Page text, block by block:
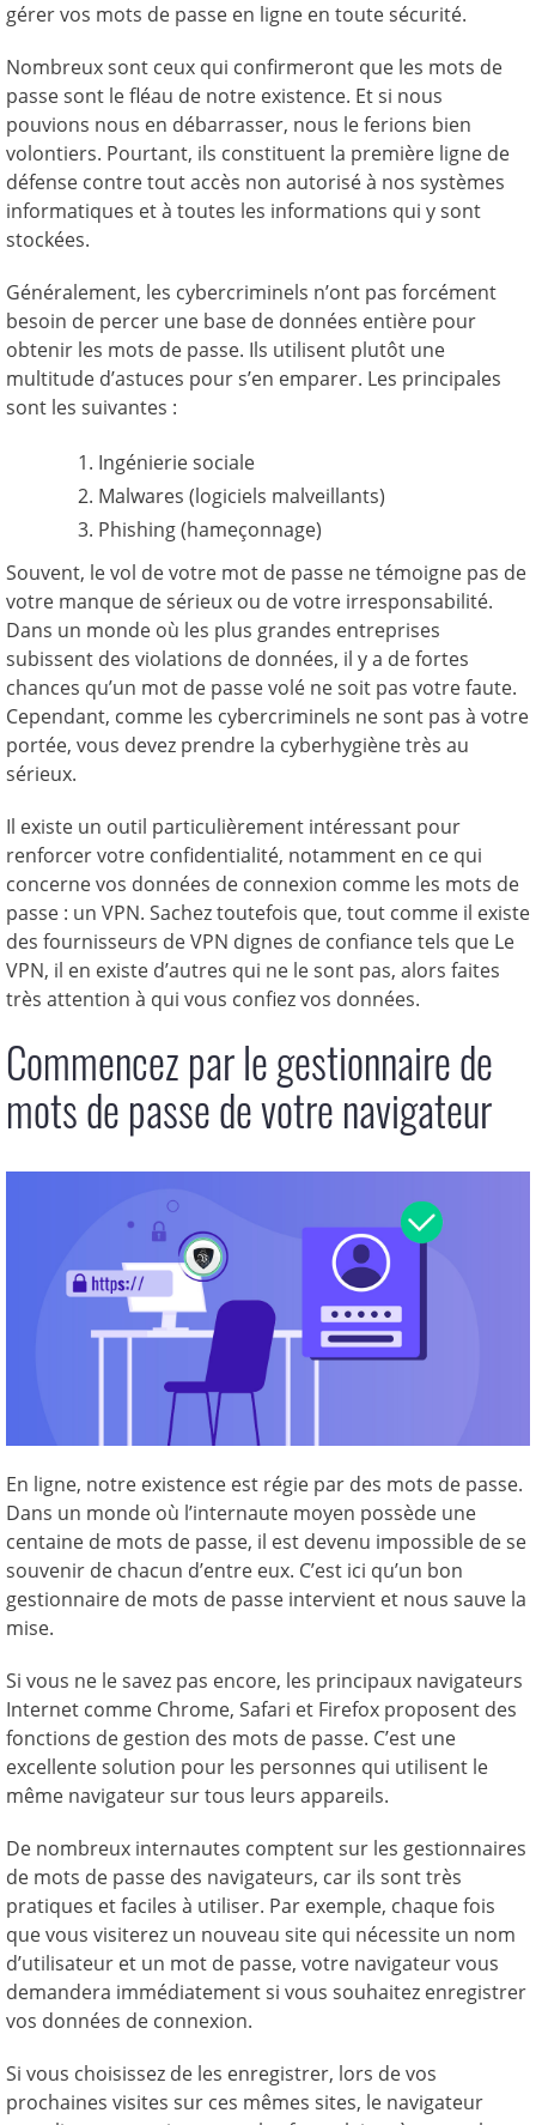
gérer vos mots de passe en ligne en toute sécurité.
Nombreux sont ceux qui confirmeront que les mots de
passe sont le fléau de notre existence. Et si nous
pouvions nous en débarrasser, nous le ferions bien
volontiers. Pourtant, ils constituent la première ligne de
défense contre tout accès non autorisé à nos systèmes
informatiques et à toutes les informations qui y sont
stockées.
Généralement, les cybercriminels n’ont pas forcément
besoin de percer une base de données entière pour
obtenir les mots de passe. Ils utilisent plutôt une
multitude d’astuces pour s’en emparer. Les principales
sont les suivantes :
Ingénierie sociale
Malwares (logiciels malveillants)
Phishing (hameçonnage)
Souvent, le vol de votre mot de passe ne témoigne pas de
votre manque de sérieux ou de votre irresponsabilité.
Dans un monde où les plus grandes entreprises
subissent des violations de données, il y a de fortes
chances qu’un mot de passe volé ne soit pas votre faute.
Cependant, comme les cybercriminels ne sont pas à votre
portée, vous devez prendre la cyberhygiène très au
sérieux.
Il existe un outil particulièrement intéressant pour
renforcer votre confidentialité, notamment en ce qui
concerne vos données de connexion comme les mots de
passe : un VPN. Sachez toutefois que, tout comme il existe
des fournisseurs de VPN dignes de confiance tels que Le
VPN, il en existe d’autres qui ne le sont pas, alors faites
très attention à qui vous confiez vos données.
Commencez par le gestionnaire de
mots de passe de votre navigateur
En ligne, notre existence est régie par des mots de passe.
Dans un monde où l’internaute moyen possède une
centaine de mots de passe, il est devenu impossible de se
souvenir de chacun d’entre eux. C’est ici qu’un bon
gestionnaire de mots de passe intervient et nous sauve la
mise.
Si vous ne le savez pas encore, les principaux navigateurs
Internet comme Chrome, Safari et Firefox proposent des
fonctions de gestion des mots de passe. C’est une
excellente solution pour les personnes qui utilisent le
même navigateur sur tous leurs appareils.
De nombreux internautes comptent sur les gestionnaires
de mots de passe des navigateurs, car ils sont très
pratiques et faciles à utiliser. Par exemple, chaque fois
que vous visiterez un nouveau site qui nécessite un nom
d’utilisateur et un mot de passe, votre navigateur vous
demandera immédiatement si vous souhaitez enregistrer
vos données de connexion.
Si vous choisissez de les enregistrer, lors de vos
prochaines visites sur ces mêmes sites, le navigateur